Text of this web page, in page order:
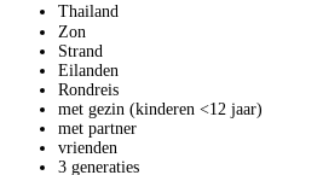
Thailand
Zon
Strand
Eilanden
Rondreis
met gezin (kinderen <12 jaar)
met partner
vrienden
3 generaties